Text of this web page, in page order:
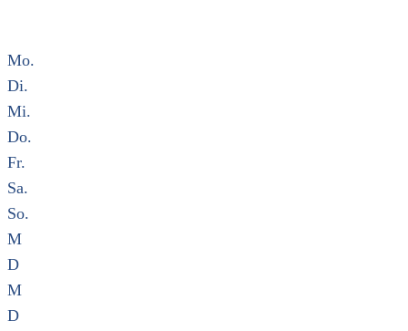
Mo.
Di.
Mi.
Do.
Fr.
Sa.
So.
M
D
M
D